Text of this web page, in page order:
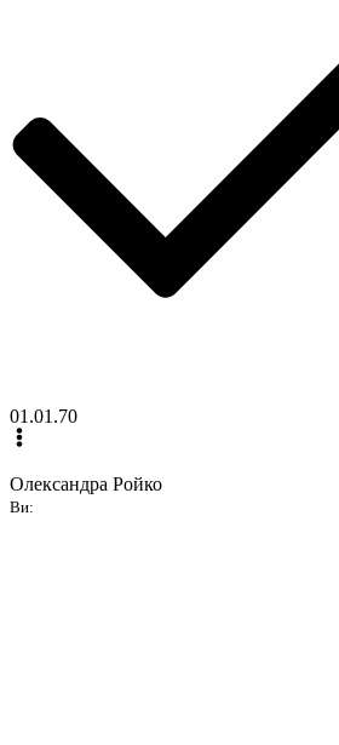
01.01.70
Олександра Ройко
Ви: